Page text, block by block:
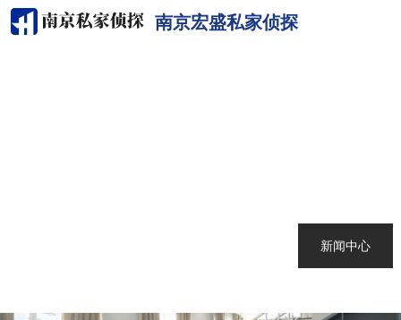
南京宏盛私家侦探
新闻中心